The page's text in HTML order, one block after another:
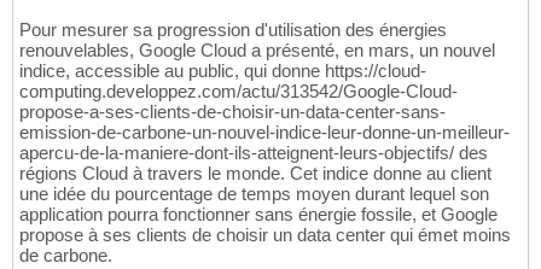
Pour mesurer sa progression d'utilisation des énergies
renouvelables, Google Cloud a présenté, en mars, un nouvel
indice, accessible au public, qui donne https://cloud-
computing.developpez.com/actu/313542/Google-Cloud-
propose-a-ses-clients-de-choisir-un-data-center-sans-
emission-de-carbone-un-nouvel-indice-leur-donne-un-meilleur-
apercu-de-la-maniere-dont-ils-atteignent-leurs-objectifs/ des
régions Cloud à travers le monde. Cet indice donne au client
une idée du pourcentage de temps moyen durant lequel son
application pourra fonctionner sans énergie fossile, et Google
propose à ses clients de choisir un data center qui émet moins
de carbone.